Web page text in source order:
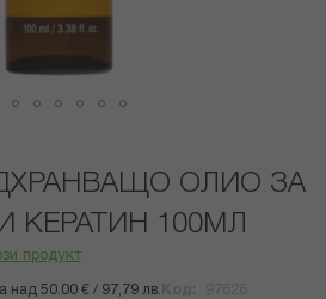
ОЛИО ЗА
КЕРАТИН 100МЛ
продукт
над 50.00 € / 97,79 лв.